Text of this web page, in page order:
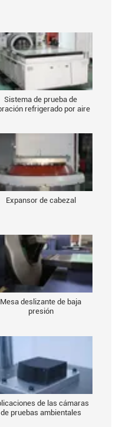
Sistema de prueba de
refrigerado por aire
Expansor de cabezal
Mesa deslizante de baja
presión
de las cámaras
de pruebas ambientales